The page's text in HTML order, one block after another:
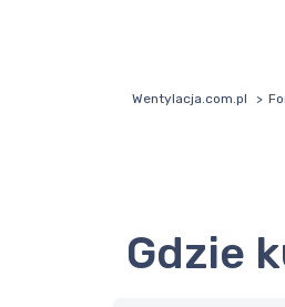
Wentylacja.com.pl
gdzie